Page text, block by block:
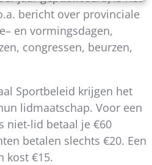
bericht over provinciale
en vormingsdagen,
congressen, beurzen,
Sportbeleid krijgen het
lidmaatschap. Voor een
niet-lid betaal je €60
betalen slechts €20. Een
kost €15.